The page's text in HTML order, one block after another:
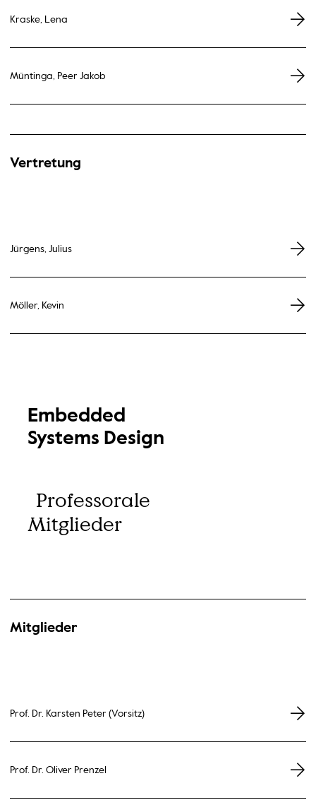
Kraske, Lena
Müntinga, Peer Jakob
Vertretung
Jürgens, Julius
Möller, Kevin
Embedded
Systems Design
Professorale
Mitglieder
Mitglieder
Prof. Dr. Karsten Peter (Vorsitz)
Prof. Dr. Oliver Prenzel